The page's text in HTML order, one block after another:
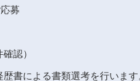
募
認）
書による書類選考を行いま